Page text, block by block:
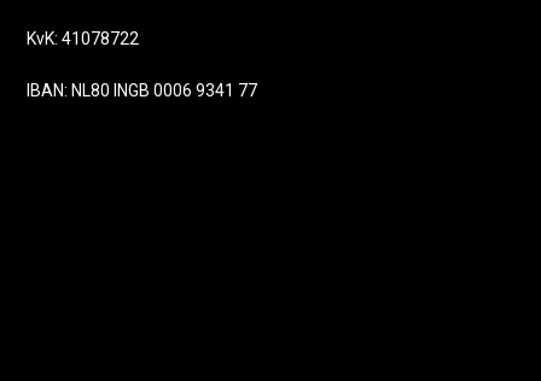
KvK: 41078722
IBAN: NL80 INGB 0006 9341 77